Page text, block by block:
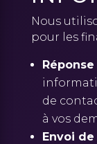
Nous
pour les
de
à vos
Envoi